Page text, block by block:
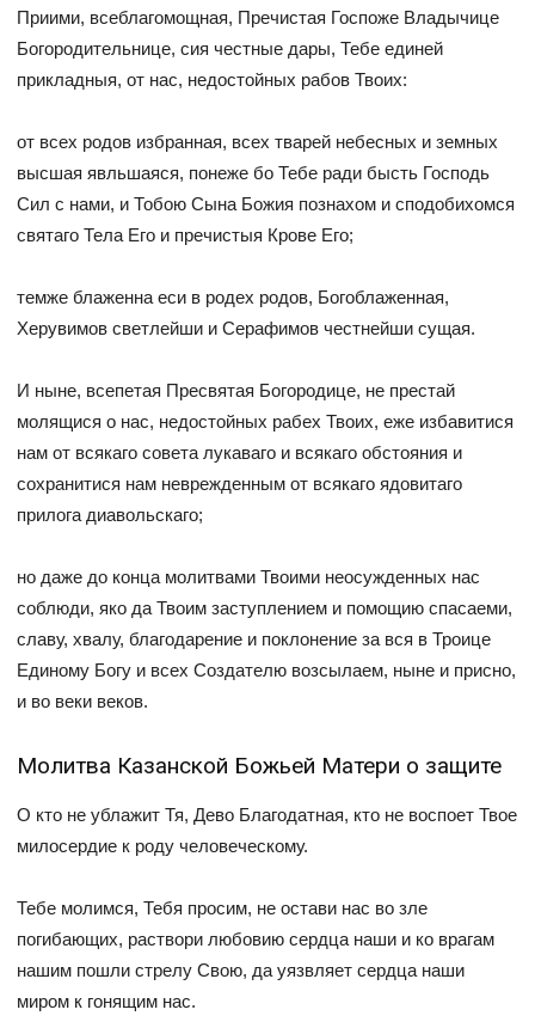
Приими, всеблагомощная, Пречистая Госпоже Владычице
Богородительнице, сия честные дары, Тебе единей
прикладныя, от нас, недостойных рабов Твоих:
от всех родов избранная, всех тварей небесных и земных
высшая явльшаяся, понеже бо Тебе ради бысть Господь
Сил с нами, и Тобою Сына Божия познахом и сподобихомся
святаго Тела Его и пречистыя Крове Его;
темже блаженна еси в родех родов, Богоблаженная,
Херувимов светлейши и Серафимов честнейши сущая.
И ныне, всепетая Пресвятая Богородице, не престай
молящися о нас, недостойных рабех Твоих, еже избавитися
нам от всякаго совета лукаваго и всякаго обстояния и
сохранитися нам неврежденным от всякаго ядовитаго
прилога диавольскаго;
но даже до конца молитвами Твоими неосужденных нас
соблюди, яко да Твоим заступлением и помощию спасаеми,
славу, хвалу, благодарение и поклонение за вся в Троице
Единому Богу и всех Создателю возсылаем, ныне и присно,
и во веки веков.
Молитва Казанской Божьей Матери о защите
О кто не ублажит Тя, Дево Благодатная, кто не воспоет Твое
милосердие к роду человеческому.
Тебе молимся, Тебя просим, не остави нас во зле
погибающих, раствори любовию сердца наши и ко врагам
нашим пошли стрелу Свою, да уязвляет сердца наши
миром к гонящим нас.